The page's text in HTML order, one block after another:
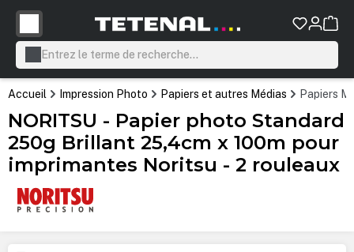
principal
Accueil Impression Photo Papiers et autres Médias Papiers
NORITSU - Papier photo Standard
250g Brillant 25,4cm x 100m pour
imprimantes Noritsu - 2 rouleaux